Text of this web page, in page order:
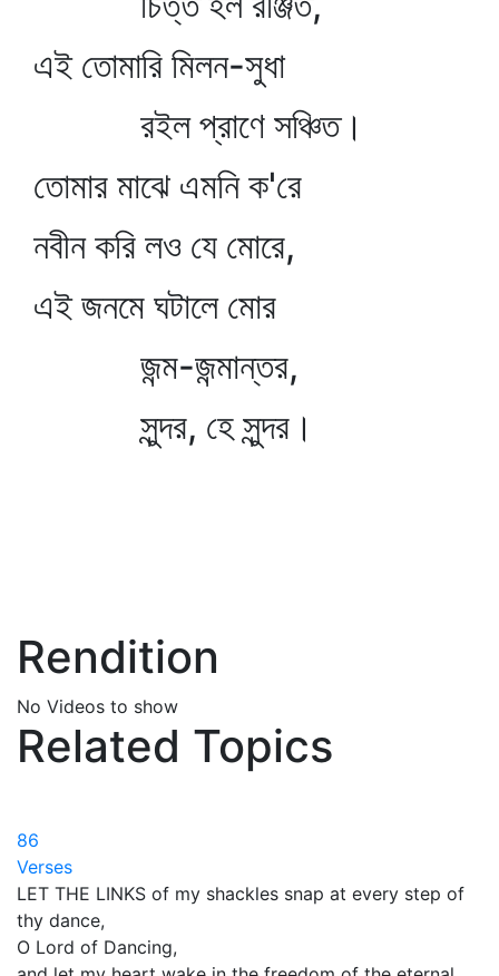
এই তোমারি মিলন-সুধা
রইল প্রাণে সঞ্চিত।
তোমার মাঝে এমনি ক'রে
নবীন করি লও যে মোরে,
এই জনমে ঘটালে মোর
জন্ম-জন্মান্তর,
সুন্দর, হে সুন্দর।
Rendition
No Videos to show
Related Topics
86
Verses
LET THE LINKS of my shackles snap at every step of
thy dance,
O Lord of Dancing,